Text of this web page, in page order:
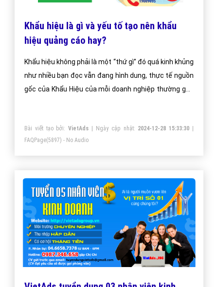
Khẩu hiệu là gì và yếu tố tạo nên khẩu
hiệu quảng cáo hay?
Khẩu hiệu không phải là một “thứ gì” đó quá kinh khủng
như nhiều bạn đọc vẫn đang hình dung, thực tế nguồn
gốc của Khẩu Hiệu của mỗi doanh nghiệp thường gắn
Bài viết tạo bởi:VietAds | Ngày cập nhật: 2024-12-28 15:33:30
FAQPage(5897) - No Audio